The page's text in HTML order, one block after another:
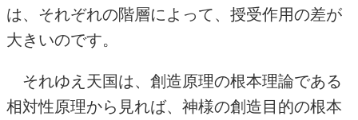
は、それぞれの階層によって、授受作用の差が
大きいのです。
それゆえ天国は、創造原理の根本理論である
相対性原理から見れば、神様の創造目的の根本